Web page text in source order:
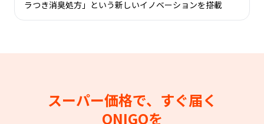
ラつき消臭処方」という新しいイノベーションを搭載
スーパー価格で、すぐ届く
ONIGOを